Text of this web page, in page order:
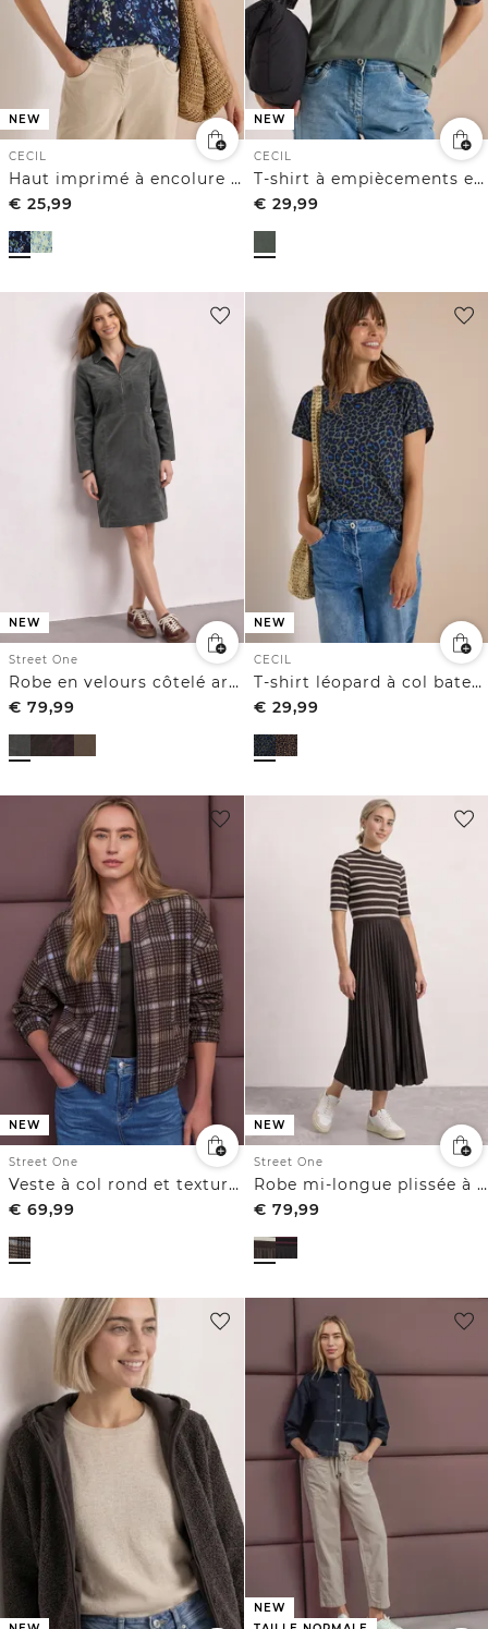
NEW
CECIL
Haut imprimé à encolure en V arrondie
€ 25,99
NEW
CECIL
T-shirt à empiècements en mesh avec motif léopard
€ 29,99
NEW
Street One
Robe en velours côtelé arrivant aux genoux, à fermeture zip
€ 79,99
NEW
CECIL
T-shirt léopard à col bateau
€ 29,99
NEW
Street One
Veste à col rond et texture velours côtelé
€ 69,99
NEW
Street One
Robe mi-longue plissée à rayures
€ 79,99
NEW